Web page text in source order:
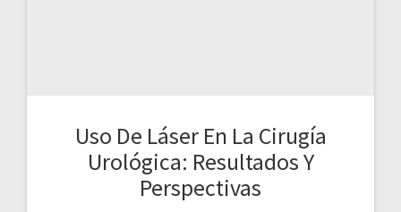
Uso De Láser En La Cirugía
Urológica: Resultados Y
Perspectivas